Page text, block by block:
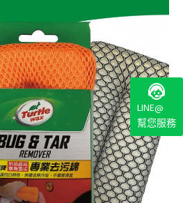
LINE@
幫您服務